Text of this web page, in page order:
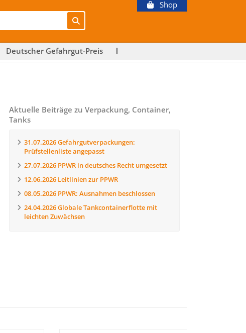
Shop
Deutscher Gefahrgut-Preis
Aktuelle Beiträge zu Verpackung, Container,
Tanks
31.07.2026Gefahrgutverpackungen:
Prüfstellenliste angepasst
27.07.2026 PPWR in deutsches Recht umgesetzt
12.06.2026 Leitlinien zur PPWR
08.05.2026 PPWR: Ausnahmen beschlossen
24.04.2026Globale Tankcontainerflotte mit
leichten Zuwächsen